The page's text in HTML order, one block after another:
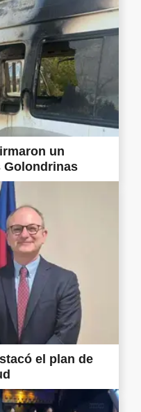
un
Golondrinas
el plan de